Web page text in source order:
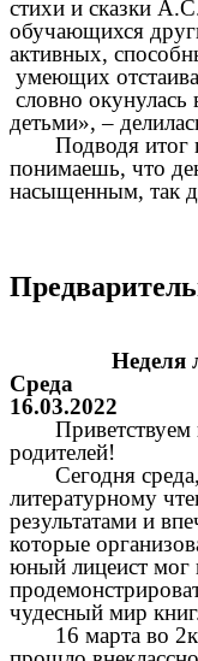
стихи и сказки
обучающихся
активных,
умеющих
словно окунулась
детьми», –
Подводя
понимаешь, что
насыщенным, так
Неделя
Среда
16.03.2022
Приветствуем
родителей!
Сегодня
литературному
результатами и
которые
юный лицеист мог
чудесный мир
16 марта во